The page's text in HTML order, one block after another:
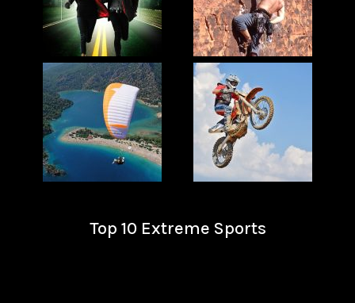
Top 10 Extreme Sports